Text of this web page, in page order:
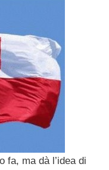
fa, ma dà l’idea di